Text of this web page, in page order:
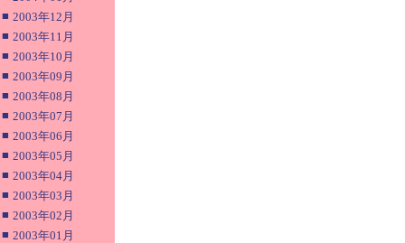
■ 2003年12月
■ 2003年11月
■ 2003年10月
■ 2003年09月
■ 2003年08月
■ 2003年07月
■ 2003年06月
■ 2003年05月
■ 2003年04月
■ 2003年03月
■ 2003年02月
■ 2003年01月